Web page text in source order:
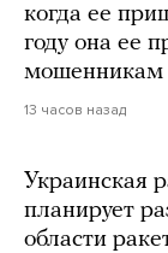
когда ее
году она ее
мошенникам
13 часов назад
Украинская
планирует
области